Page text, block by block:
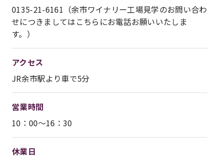
0135-21-6161（余市ワイナリー工場見学のお問い合わ
せにつきましてはこちらにお電話お願いいたしま
す。）
アクセス
JR余市駅より車で5分
営業時間
10：00～16：30
休業日